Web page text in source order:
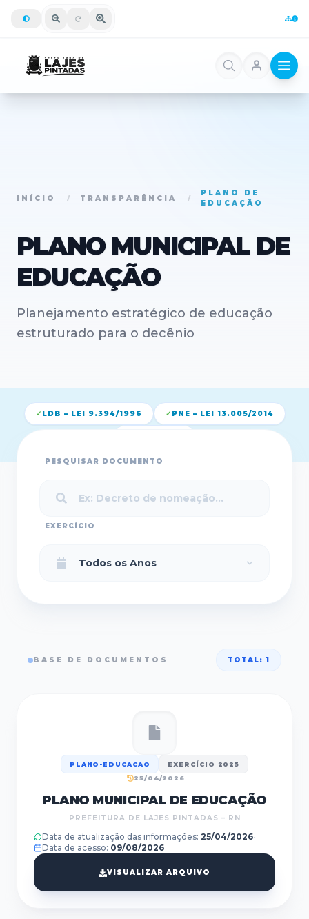
INÍCIO / TRANSPARÊNCIA /
PLANO DE
EDUCAÇÃO
PLANO MUNICIPAL DE
EDUCAÇÃO
Planejamento estratégico de educação
estruturado para o decênio
✓ LDB – LEI 9.394/1996 ✓ PNE – LEI 13.005/2014
PESQUISAR DOCUMENTO
EXERCÍCIO
BASE DE DOCUMENTOS TOTAL: 1
PLANO-EDUCACAO EXERCÍCIO
2025
25/04/2026
PLANO MUNICIPAL DE EDUCAÇÃO
PREFEITURA DE LAJES PINTADAS – RN
Data de atualização das informações: 25/04/2026•
Data de acesso: 09/08/2026
VISUALIZAR ARQUIVO